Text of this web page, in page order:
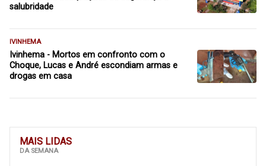
MAIS LIDAS
DA SEMANA
salubridade
IVINHEMA
Ivinhema - Mortos em confronto com o
Choque, Lucas e André escondiam armas e
drogas em casa